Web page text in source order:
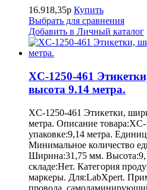
16.918,35р Купить
Выбрать для сравнения
Добавить в Личный каталог
XC-1250-461
высота 9.14 метра.
XC-1250-461 Этикетки,
метра. Описание
упаковке:9,14 метра.
Минимальное количество
Ширина:31,75 мм.
складе:Нет. Категория
маркеры. Для:LabXpert.
провода,